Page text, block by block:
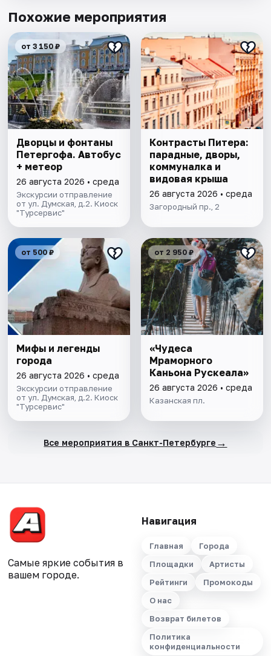
Похожие мероприятия
от 3 150 ₽
Дворцы и фонтаны
Петергофа. Автобус
+ метеор
26 августа 2026 • среда
Экскурсии отправление
от ул. Думская, д.2. Киоск
"Турсервис"
Контрасты Питера:
парадные, дворы,
коммуналка и
видовая крыша
26 августа 2026 • среда
Загородный пр., 2
от 500 ₽
Мифы и легенды
города
26 августа 2026 • среда
Экскурсии отправление
от ул. Думская, д.2. Киоск
"Турсервис"
от 2 950 ₽
«Чудеса
Мраморного
Каньона Рускеала»
26 августа 2026 • среда
Казанская пл.
Все мероприятия в Санкт-Петербурге →
Самые яркие события в
вашем городе.
Навигация
Главная
Города
Площадки
Артисты
Рейтинги
Промокоды
О нас
Возврат билетов
Политика
конфиденциальности